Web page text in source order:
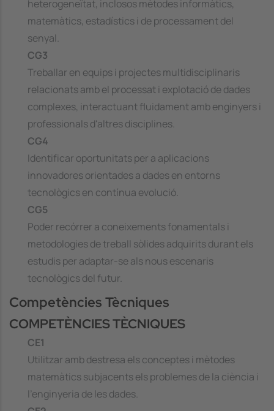
heterogeneïtat, inclosos mètodes informàtics,
matemàtics, estadístics i de processament del
senyal.
CG3
Treballar en equips i projectes multidisciplinaris
relacionats amb el processat i explotació de dades
complexes, interactuant fluidament amb enginyers i
professionals d'altres disciplines.
CG4
Identificar oportunitats per a aplicacions
innovadores orientades a dades en entorns
tecnològics en contínua evolució.
CG5
Poder recórrer a coneixements fonamentals i
metodologies de treball sòlides adquirits durant els
estudis per adaptar-se als nous escenaris
tecnològics del futur.
Competències Tècniques
COMPETÈNCIES TÈCNIQUES
CE1
Utilitzar amb destresa els conceptes i mètodes
matemàtics subjacents els problemes de la ciència i
l'enginyeria de les dades.